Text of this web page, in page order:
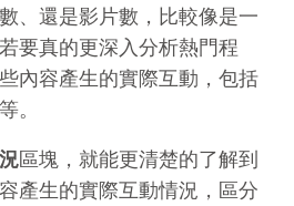
、還是影片數，比較像是一
要真的更深入分析熱門程
內容產生的實際互動，包括
。
區塊，就能更清楚的了解到
產生的實際互動情況，區分